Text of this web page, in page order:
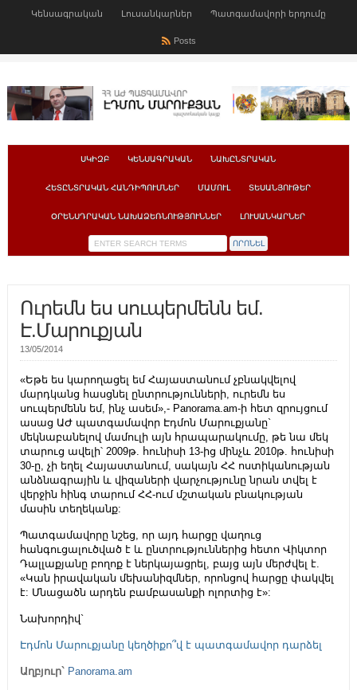
Կենսագրական Լուսանկարներ Պատգամավորի երդումը
Posts
ՍԿԻԶԲ ԿԵՆՍԱԳՐԱԿԱՆ ՆԱԽԸՆՏՐԱԿԱՆ
ՀԵՏԸՆՏՐԱԿԱՆ ՀԱՆԴԻՊՈՒՄՆԵՐ ՄԱՄՈՒԼ ՏԵՍԱՆՅՈՒԹԵՐ
ՕՐԵՆՍԴՐԱԿԱՆ ՆԱԽԱՁԵՌՆՈՒԹՅՈՒՆՆԵՐ ԼՈՒՍԱՆԿԱՐՆԵՐ
Ուրեմն ես սուպերմենն եմ.
Է.Մարուքյան
13/05/2014
«Եթե ես կարողացել եմ Հայաստանում չբնակվելով
մարդկանց հասցնել ընտրությունների, ուրեմն ես
սուպերմենն եմ, ինչ ասեմ»,- Panorama.am-ի հետ զրույցում
ասաց ԱԺ պատգամավոր Էդմոն Մարուքյանը`
մեկնաբանելով մամուլի այն հրապարակումը, թե նա մեկ
տարուց ավելի՝ 2009թ. հունիսի 13-ից մինչև 2010թ. հունիսի
30-ը, չի եղել Հայաստանում, սակայն ՀՀ ոստիկանության
անձնագրային և վիզաների վարչությունը նրան տվել է
վերջին հինգ տարում ՀՀ-ում մշտական բնակության
մասին տեղեկանք:
Պատգամավորը նշեց, որ այդ հարցը վաղուց
հանգուցալուծված է և ընտրություններից հետո Վիկտոր
Դալլաքյանը բողոք է ներկայացրել, բայց այն մերժվել է.
«Կան իրավական մեխանիզմներ, որոնցով հարցը փակվել
է: Մնացածն արդեն բամբասանքի ոլորտից է»:
Նախորդիվ`
Էդմոն Մարուքյանը կեղծիքո՞վ է պատգամավոր դարձել
Աղբյուր` Panorama.am